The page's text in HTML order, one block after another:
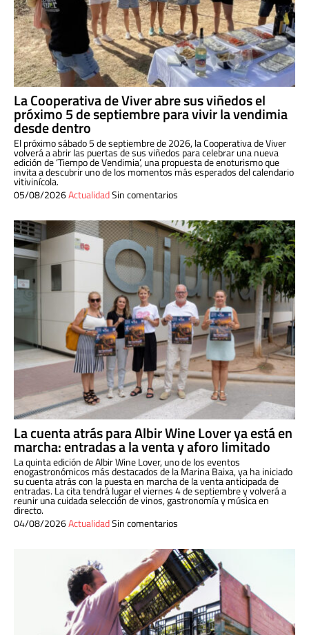
La Cooperativa de Viver abre sus viñedos el
próximo 5 de septiembre para vivir la vendimia
desde dentro
El próximo sábado 5 de septiembre de 2026, la Cooperativa de Viver
volverá a abrir las puertas de sus viñedos para celebrar una nueva
edición de ‘Tiempo de Vendimia’, una propuesta de enoturismo que
invita a descubrir uno de los momentos más esperados del calendario
vitivinícola.
05/08/2026ActualidadSin comentarios
La cuenta atrás para Albir Wine Lover ya está en
marcha: entradas a la venta y aforo limitado
La quinta edición de Albir Wine Lover, uno de los eventos
enogastronómicos más destacados de la Marina Baixa, ya ha iniciado
su cuenta atrás con la puesta en marcha de la venta anticipada de
entradas. La cita tendrá lugar el viernes 4 de septiembre y volverá a
reunir una cuidada selección de vinos, gastronomía y música en
directo.
04/08/2026ActualidadSin comentarios